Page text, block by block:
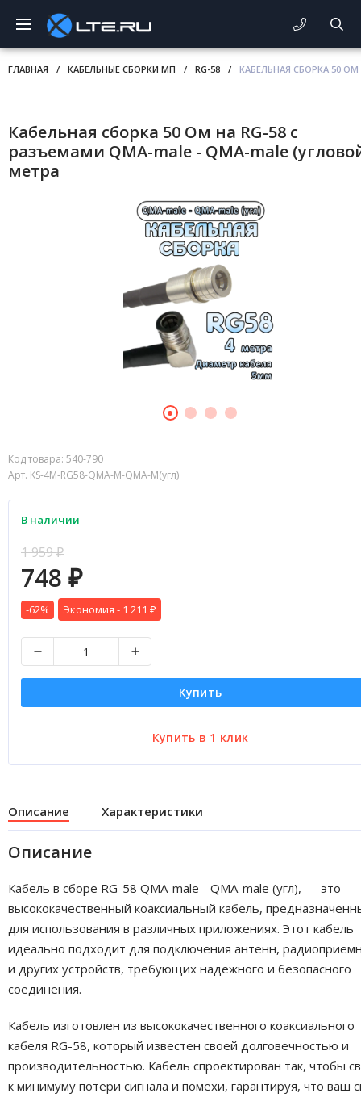
ГЛАВНАЯ / КАБЕЛЬНЫЕ СБОРКИ МП / RG-58 / КАБЕЛЬНАЯ СБОРКА 50 ОМ
Кабельная сборка 50 Ом на RG-58 с
разъемами QMA-male - QMA-male
метра
Код товара: 540-790
Арт. KS-4M-RG58-QMA-M-QMA-M(угл)
В наличии
1 959₽
748 ₽
-62% Экономия - 1 211 ₽
Купить
Описание Характеристики
Описание
Кабель в сборе RG-58 QMA-male - QMA-male (угл), — это
высококачественный коаксиальный кабель,
для использования в различных приложениях. Этот кабель
идеально подходит для подключения антенн,
и других устройств, требующих надежного и безопасного
соединения.
Кабель изготовлен из высококачественного коаксиального
кабеля RG-58, который известен своей долговечностью и
производительностью. Кабель спроектирован так, чтобы
к минимуму потери сигнала и помехи, гарантируя, что ваш